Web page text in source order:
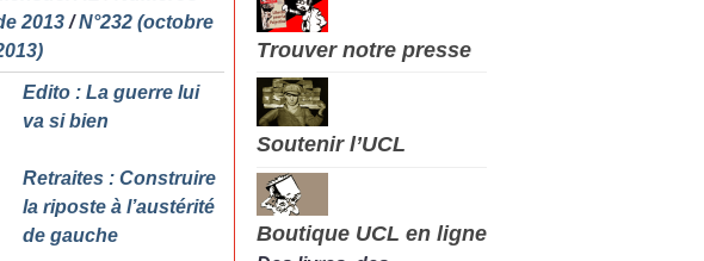
2013 /N°232 (octobre
Edito : La guerre lui
va si bien
Retraites : Construire
la riposte à l’austérité
de gauche
Trouver notre presse
Soutenir l’UCL
Boutique UCL en ligne